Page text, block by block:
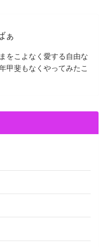
ぁ
をこよなく愛する自由な
甲斐もなくやってみたこ